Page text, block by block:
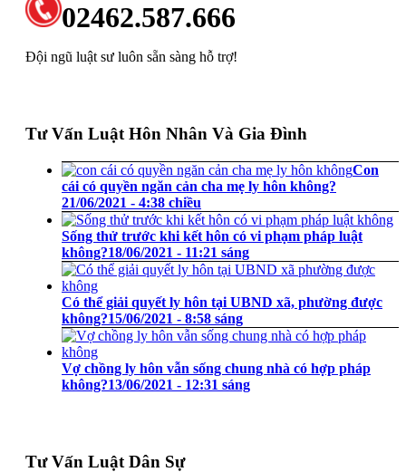
02462.587.666
Đội ngũ luật sư luôn sẵn sàng hỗ trợ!
Tư Vấn Luật Hôn Nhân Và Gia Đình
Con
cái có quyền ngăn cản cha mẹ ly hôn không?
21/06/2021 - 4:38 chiều
Sống thử trước khi kết hôn có vi phạm pháp luật
không?18/06/2021 - 11:21 sáng
Có thể giải quyết ly hôn tại UBND xã, phường được
không?15/06/2021 - 8:58 sáng
Vợ chồng ly hôn vẫn sống chung nhà có hợp pháp
không?13/06/2021 - 12:31 sáng
Tư Vấn Luật Dân Sự